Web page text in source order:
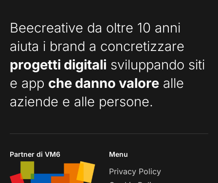
Beecreative da oltre 10 anni
aiuta i brand a concretizzare
progetti digitali sviluppando siti
e app che danno valore alle
aziende e alle persone.
Partner di VM6 Menu
Privacy Policy